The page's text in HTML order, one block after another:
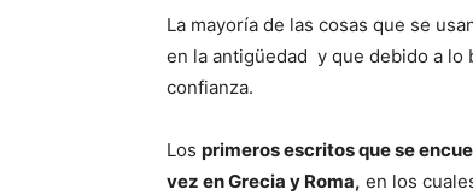
La mayoría de las cosas que se
en la antigüedad y que debido a lo
confianza.
Los primeros escritos que se
vez en Grecia y Roma, en los